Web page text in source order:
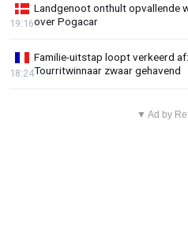
Landgenoot onthult opvallende
over Pogacar
19:16
Familie-uitstap loopt verkeerd
Tourritwinnaar zwaar gehavend
18:24
▼ Ad by